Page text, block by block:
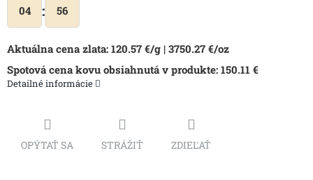
04 : 56
Aktuálna cena zlata: 120.57 €/g | 3750.27 €/oz
Spotová cena kovu obsiahnutá v produkte: 150.11 €
Detailné informácie
OPÝTAŤ SA STRÁŽIŤ ZDIEĽAŤ